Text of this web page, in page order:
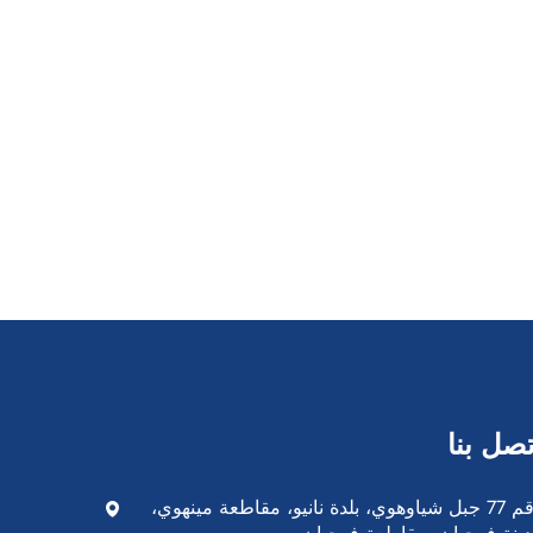
بنا
رقم 77 جبل شياوهوي، بلدة نانيو، مقاطعة مينهوي،